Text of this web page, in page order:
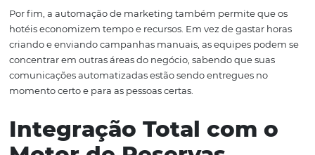
capacidade de automatizar campanhas de marketing
no comportamento dos hóspedes. Isso significa que, ao
enviar comunicações genéricas, os hotéis podem
mensagens e ofertas que realmente interessam aos
clientes. Por exemplo, se um hóspede costuma reservar
exclusivas de pacotes de férias nessa época.